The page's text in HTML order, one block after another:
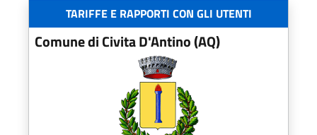
TARIFFE E RAPPORTI CON GLI UTENTI
Comune di Civita D'Antino (AQ)